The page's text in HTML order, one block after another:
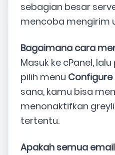
sebagian besar
mencoba mengirim
Bagaimana cara
Masuk ke cPanel,
pilih menu
sana, kamu bisa
menonaktifkan
tertentu.
Apakah semua